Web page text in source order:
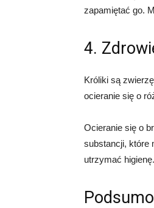
zapamiętać go.
4.
Króliki są
ocieranie się o
Ocieranie się o
substancji, które
utrzymać higienę.